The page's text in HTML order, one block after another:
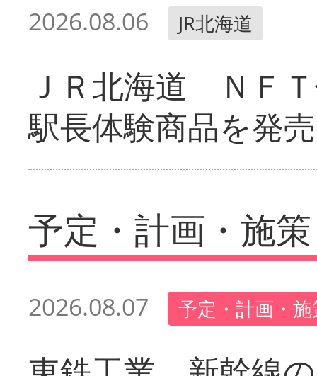
2026.08.06 JR北海道
ＪＲ北海道 ＮＦ
駅長体験商品を発売
予定・計画・施策
2026.08.07 予定・計画・